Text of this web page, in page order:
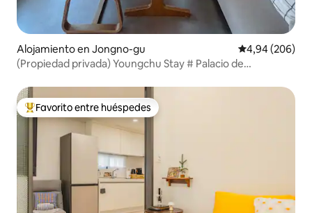
Alojamiento en Jongno-gu Calificación
4,94 (206)
(Propiedad privada) Youngchu Stay # Palacio de
Favorito entre los huéspedes más destacados
Favorito entre huéspedes